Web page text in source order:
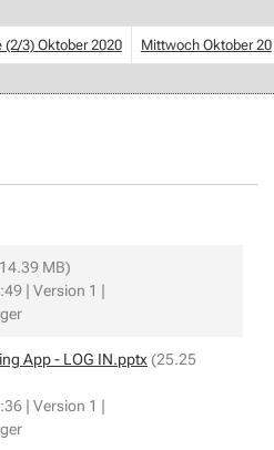
(2/3) Oktober 2020 Mittwoch Oktober 20
MB)
| Version 1 |
App - LOG IN.pptx (25.25
| Version 1 |